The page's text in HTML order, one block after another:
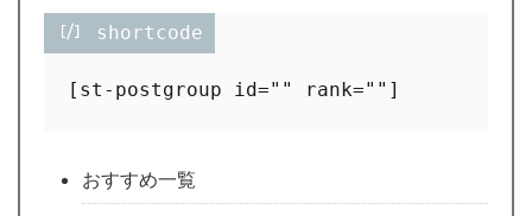
shortcode
おすすめ一覧